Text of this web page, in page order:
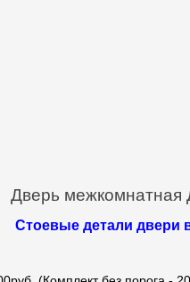
Дверь
Стоевые детали двери